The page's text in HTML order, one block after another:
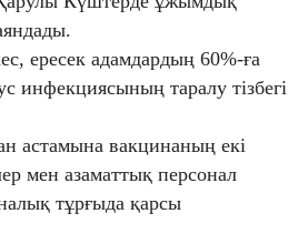
ересек адамдардың 60%-ға
инфекциясының таралу тізбегі
астамына вакцинаның екі
мен азаматтық персонал
тұрғыда қарсы